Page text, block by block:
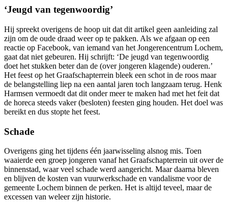
‘Jeugd van tegenwoordig’
Hij spreekt overigens de hoop uit dat dit artikel geen aanleiding zal
zijn om de oude draad weer op te pakken. Als we afgaan op een
reactie op Facebook, van iemand van het Jongerencentrum Lochem,
gaat dat niet gebeuren. Hij schrijft: ‘De jeugd van tegenwoordig
doet het stukken beter dan de (over jongeren klagende) ouderen.’
Het feest op het Graafschapterrein bleek een schot in de roos maar
de belangstelling liep na een aantal jaren toch langzaam terug. Henk
Harmsen vermoedt dat dit onder meer te maken had met het feit dat
de horeca steeds vaker (besloten) feesten ging houden. Het doel was
bereikt en dus stopte het feest.
Schade
Overigens ging het tijdens één jaarwisseling alsnog mis. Toen
waaierde een groep jongeren vanaf het Graafschapterrein uit over de
binnenstad, waar veel schade werd aangericht. Maar daarna bleven
en blijven de kosten van vuurwerkschade en vandalisme voor de
gemeente Lochem binnen de perken. Het is altijd teveel, maar de
excessen van weleer zijn historie.